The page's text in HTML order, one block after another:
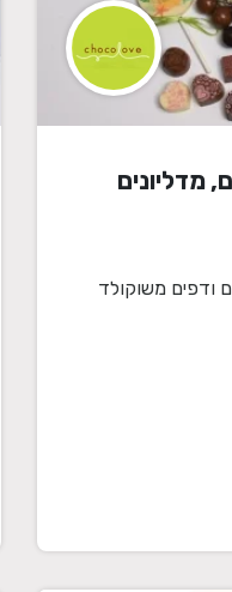
מדליונים
ודפים משוקולד